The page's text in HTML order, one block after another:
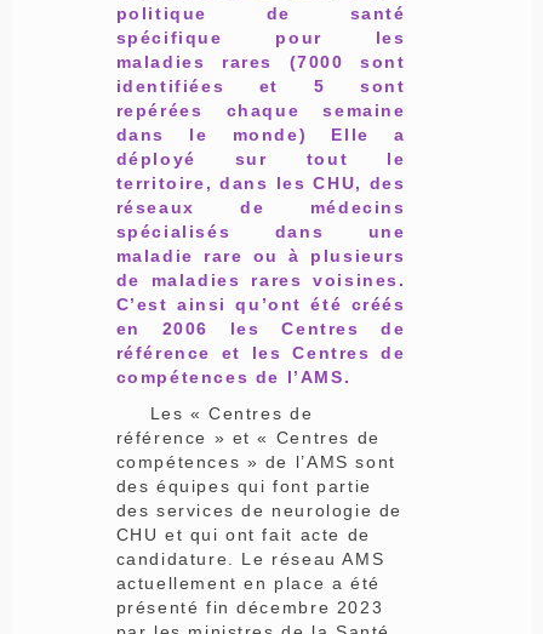
politique de santé
spécifique pour les
maladies rares (7000 sont
identifiées et 5 sont
repérées chaque semaine
dans le monde) Elle a
déployé sur tout le
territoire, dans les CHU, des
réseaux de médecins
spécialisés dans une
maladie rare ou à plusieurs
de maladies rares voisines.
C’est ainsi qu’ont été créés
en 2006 les Centres de
référence et les Centres de
compétences de l’AMS.
Les « Centres de
référence » et « Centres de
compétences » de l’AMS sont
des équipes qui font partie
des services de neurologie de
CHU et qui ont fait acte de
candidature. Le réseau AMS
actuellement en place a été
présenté fin décembre 2023